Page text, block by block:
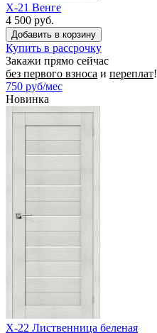
X-21 Венге
4 500 руб.
Купить в рассрочку
Закажи прямо сейчас
без первого взноса и переплат!
750 руб/мес
Новинка
X-22 Лиственница беленая